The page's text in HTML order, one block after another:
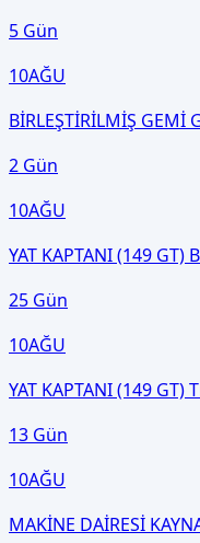
5 Gün
10AĞU
BİRLEŞTİRİLMİŞ GEMİ
2 Gün
10AĞU
YAT KAPTANI (149 GT)
25 Gün
10AĞU
YAT KAPTANI (149 GT)
13 Gün
10AĞU
MAKİNE DAİRESİ